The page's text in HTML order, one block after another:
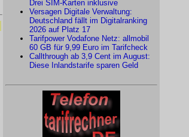
Drei SIM-Karten inklusive
Versagen Digitale Verwaltung:
Deutschland fällt im Digitalranking
2026 auf Platz 17
Tarifpower Vodafone Netz: allmobil
60 GB für 9,99 Euro im Tarifcheck
Callthrough ab 3,9 Cent im August:
Diese Inlandstarife sparen Geld